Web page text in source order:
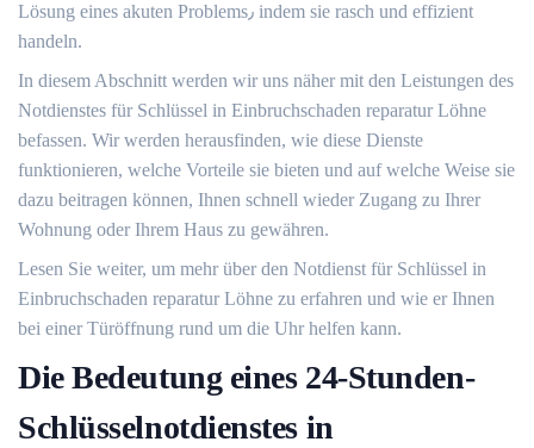
Lösung eines akuten Problems٫ indem sie rasch und effizient
handeln.​
In diesem Abschnitt werden wir uns näher mit den Leistungen des
Notdienstes für Schlüssel in Einbruchschaden reparatur Löhne
befassen.​ Wir werden herausfinden, wie diese Dienste
funktionieren, welche Vorteile sie bieten und auf welche Weise sie
dazu beitragen können, Ihnen schnell wieder Zugang zu Ihrer
Wohnung oder Ihrem Haus zu gewähren.​
Lesen Sie weiter, um mehr über den Notdienst für Schlüssel in
Einbruchschaden reparatur Löhne zu erfahren und wie er Ihnen
bei einer Türöffnung rund um die Uhr helfen kann.
Die Bedeutung eines 24-Stunden-
Schlüsselnotdienstes in